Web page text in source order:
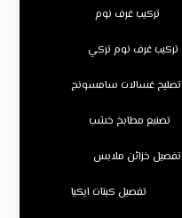
تركيب غرف نوم
تركيب غرف نوم تركي
تصليح غسالات سامسونج
تصنيع مطابخ خشب
تفصيل خزائن ملابس
تفصيل كبتات ايكيا